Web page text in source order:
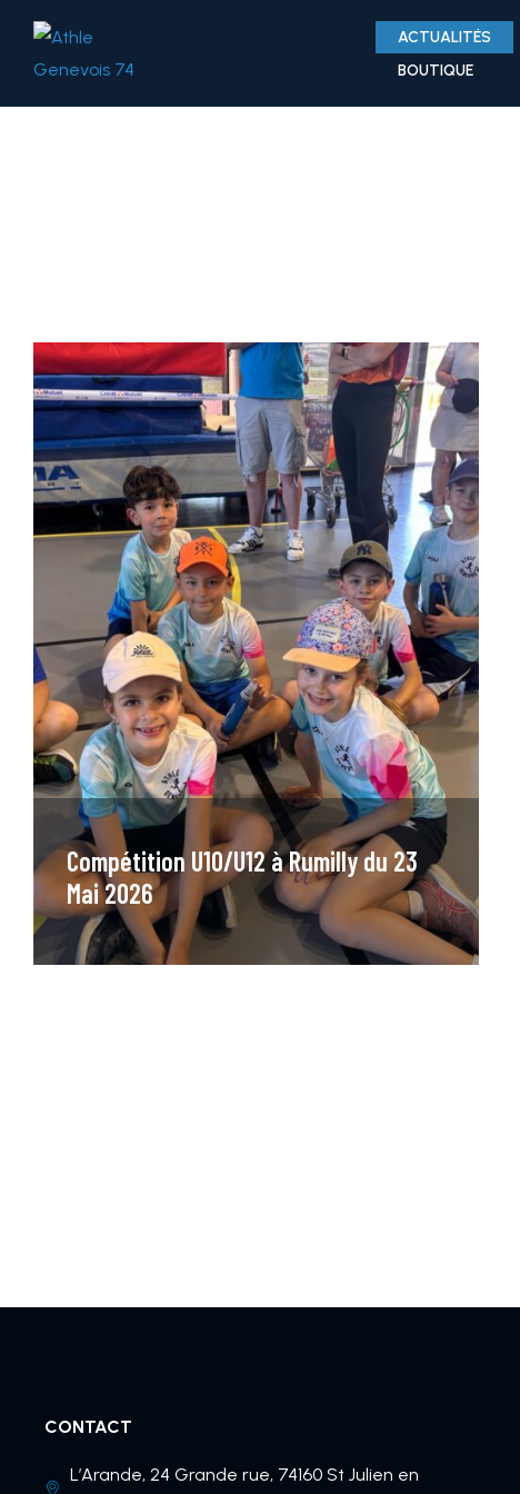
ACTUALITÉS
BOUTIQUE
Compétition U10/U12 à Rumilly du 23
Mai 2026
CONTACT
L’Arande, 24 Grande rue, 74160 St Julien en